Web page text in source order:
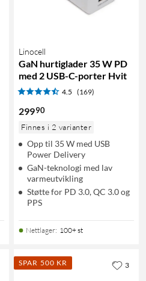
Linocell
GaN hurtiglader 35 W PD
med 2 USB-C-porter Hvit
4.5 (169)
29990
Finnes i 2 varianter
Opp til 35 W med USB
Power Delivery
GaN-teknologi med lav
varmeutvikling
Støtte for PD 3.0, QC 3.0 og
PPS
Nettlager: 100+ st
SPAR 500 KR 3